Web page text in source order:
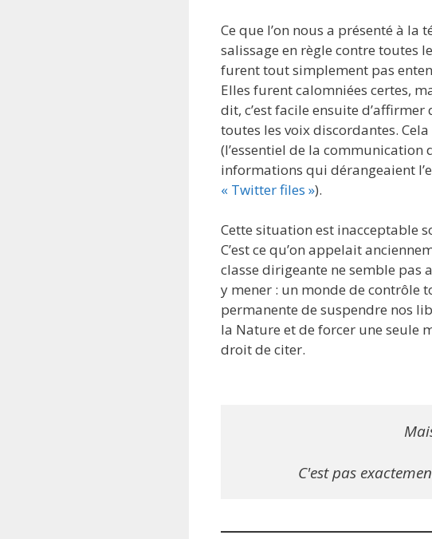
Ce que l’on nous a présenté à
salissage en règle contre toutes
furent tout simplement pas
Elles furent calomniées certes,
dit, c’est facile ensuite
toutes les voix discordantes.
(l’essentiel de la
informations qui dérangeaient
« Twitter files »).
Cette situation est inacceptable
C’est ce qu’on appelait
classe dirigeante ne semble pas
y mener : un monde de contrôle
permanente de suspendre nos
la Nature et de forcer une seule
droit de citer.
C'est pas